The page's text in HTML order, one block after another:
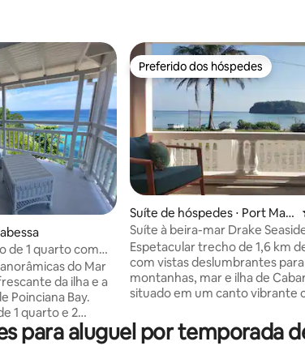
8 avaliações
de 1 quarto com
Baydo Mar
da ilha e a
Poinciana Bay.
1 quarto e 2
e executivos
e buscam
Preferido dos hóspedes
Preferido dos hóspedes
Suíte de hóspedes ⋅ Port Mari
a
Suíte à beira-mar Drake
Espetacular trecho de 1,6 km
com vistas deslumbrantes para
montanhas, mar e ilha de
situado em um canto vibrante
beira-mar, lojas de culinária,
vista para o mar, área de
para aluguel por temporada